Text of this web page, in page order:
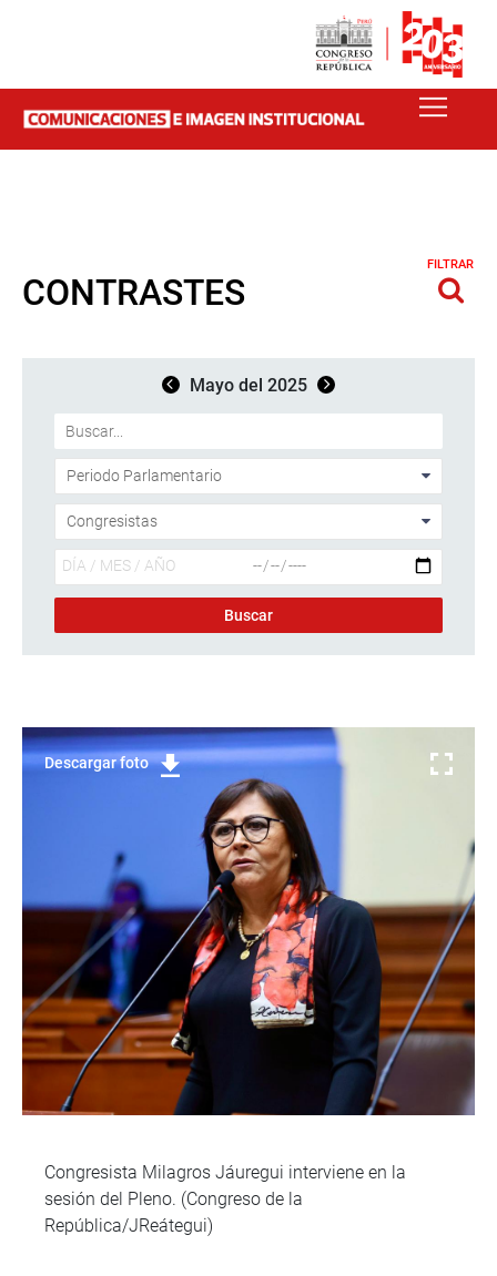
CONTRASTES
FILTRAR
Mayo del 2025
Descargar foto
Congresista Milagros Jáuregui interviene en la
sesión del Pleno. (Congreso de la
República/JReátegui)